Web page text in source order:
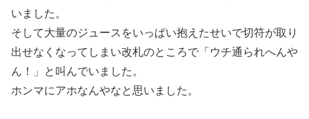
いました。
そして大量のジュースをいっぱい抱えたせいで切符が取り
出せなくなってしまい改札のところで「ウチ通られへんや
ん！」と叫んでいました。
ホンマにアホなんやなと思いました。